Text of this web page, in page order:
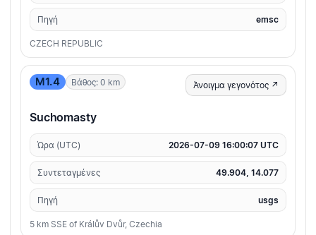
Πηγή emsc
CZECH REPUBLIC
M1.4 Βάθος: 0 km Άνοιγμα γεγονότος ↗
Suchomasty
Ώρα (UTC) 2026-07-09 16:00:07 UTC
Συντεταγμένες 49.904, 14.077
Πηγή usgs
5 km SSE of Králův Dvůr, Czechia